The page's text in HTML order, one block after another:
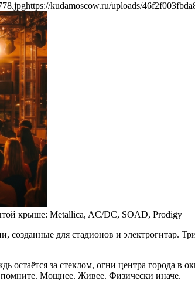
https://kudamoscow.ru/uploads/
крыше: Metallica, AC/DC, SOAD, Prodigy
для стадионов и электрогитар.
за стеклом, огни центра города в
помните. Мощнее. Живее. Физически иначе.